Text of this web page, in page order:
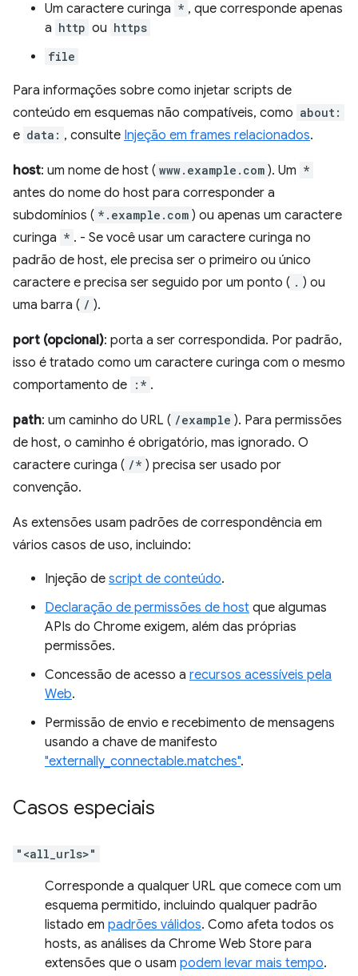
Um caractere curinga * , que corresponde apenas
a http ou https
file
Para informações sobre como injetar scripts de
conteúdo em esquemas não compatíveis, como about:
e data: , consulte Injeção em frames relacionados.
host: um nome de host ( www.example.com ). Um *
antes do nome do host para corresponder a
subdomínios ( *.example.com ) ou apenas um caractere
curinga * . - Se você usar um caractere curinga no
padrão de host, ele precisa ser o primeiro ou único
caractere e precisa ser seguido por um ponto ( . ) ou
uma barra ( / ).
port (opcional): porta a ser correspondida. Por padrão,
isso é tratado como um caractere curinga com o mesmo
comportamento de :* .
path: um caminho do URL ( /example ). Para permissões
de host, o caminho é obrigatório, mas ignorado. O
caractere curinga ( /* ) precisa ser usado por
convenção.
As extensões usam padrões de correspondência em
vários casos de uso, incluindo:
Injeção de script de conteúdo.
Declaração de permissões de host que algumas
APIs do Chrome exigem, além das próprias
permissões.
Concessão de acesso a recursos acessíveis pela
Web.
Permissão de envio e recebimento de mensagens
usando a chave de manifesto
"externally_connectable.matches".
Casos especiais
"<all_urls>"
Corresponde a qualquer URL que comece com um
esquema permitido, incluindo qualquer padrão
listado em padrões válidos. Como afeta todos os
hosts, as análises da Chrome Web Store para
extensões que o usam podem levar mais tempo.